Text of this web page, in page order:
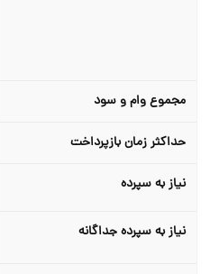
مجموع وام و سود
حداکثر زمان بازپرداخت
نیاز به سپرده
نیاز به سپرده جداگانه